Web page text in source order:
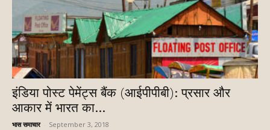
इंडिया पोस्ट पेमेंट्स बैंक (आईपीपीबी): प्रसार और
आकार में भारत का...
भास समाचार September 3, 2018